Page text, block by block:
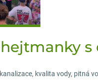
s
kanalizace, kvalita vody, pitná